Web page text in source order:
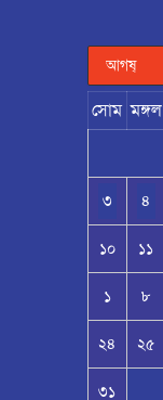
সোম মঙ্গল
৩ ৪
১০ ১১
১ ৮
২৪ ২৫
৩১